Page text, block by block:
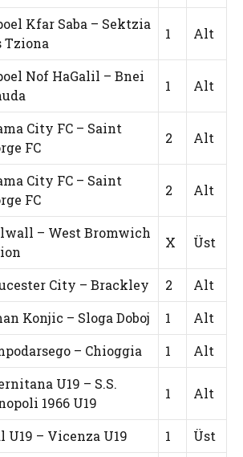
Kfar Saba – Sektzia
Tziona
1 Alt
Nof HaGalil – Bnei
1 Alt
City FC – Saint
FC
2 Alt
City FC – Saint
FC
2 Alt
– West Bromwich
X Üst
City – Brackley 2
Alt
Konjic – Sloga Doboj 1
Alt
– Chioggia 1 Alt
U19 – S.S.
1966 U19
1 Alt
U19 – Vicenza U19 1 Üst